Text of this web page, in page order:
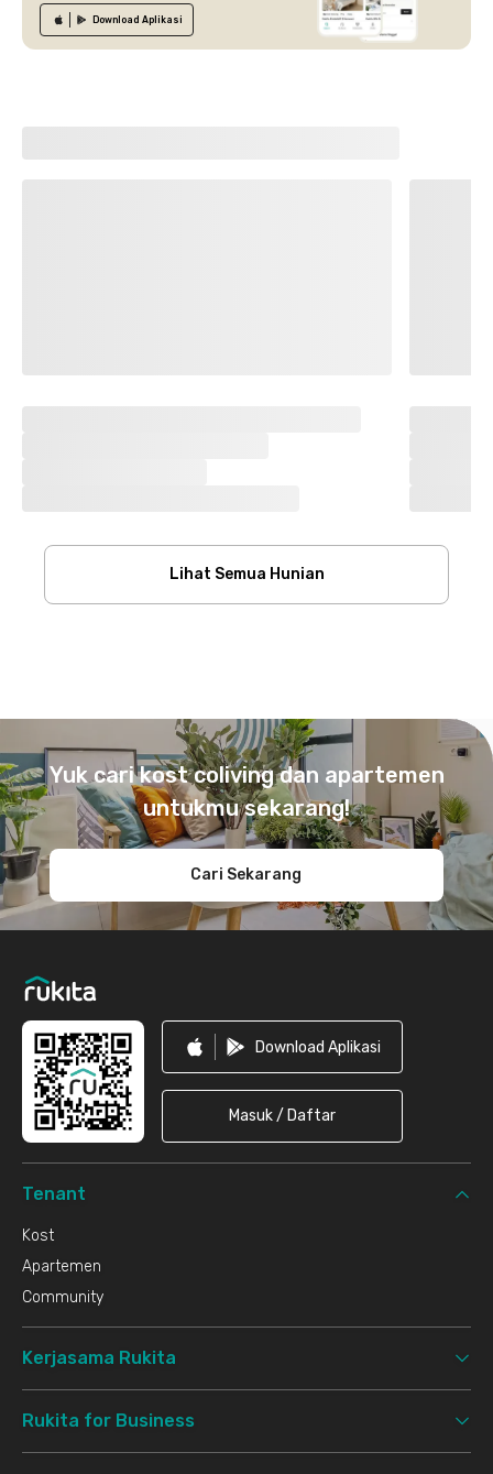
Download Aplikasi
Lihat Semua Hunian
Yuk cari kost coliving dan apartemen
untukmu sekarang!
Cari Sekarang
Download Aplikasi
Masuk / Daftar
Tenant
Kost
Apartemen
Community
Kerjasama Rukita
Rukita for Business